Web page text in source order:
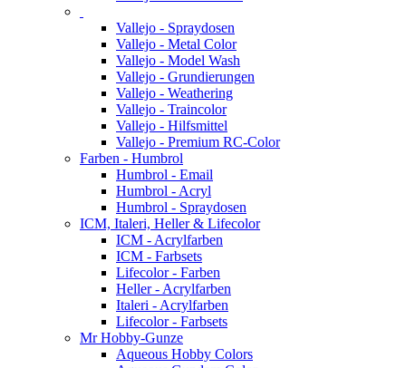
Vallejo - Spraydosen
Vallejo - Metal Color
Vallejo - Model Wash
Vallejo - Grundierungen
Vallejo - Weathering
Vallejo - Traincolor
Vallejo - Hilfsmittel
Vallejo - Premium RC-Color
Farben - Humbrol
Humbrol - Email
Humbrol - Acryl
Humbrol - Spraydosen
ICM, Italeri, Heller & Lifecolor
ICM - Acrylfarben
ICM - Farbsets
Lifecolor - Farben
Heller - Acrylfarben
Italeri - Acrylfarben
Lifecolor - Farbsets
Mr Hobby-Gunze
Aqueous Hobby Colors